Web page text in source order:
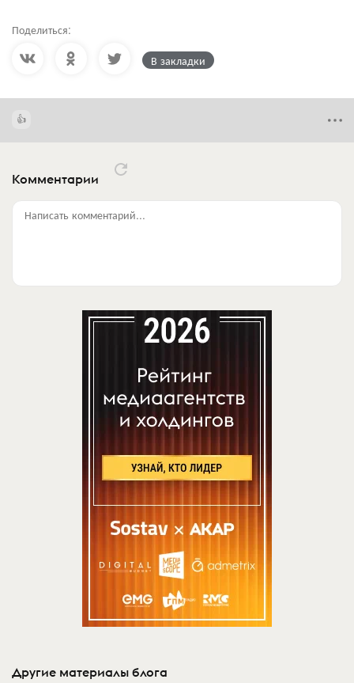
Поделиться:
В закладки
Комментарии
Написать комментарий...
Другие материалы блога